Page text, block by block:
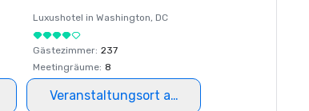
Luxushotel in Washington, DC
Gästezimmer: 237
Meetingräume: 8
Veranstaltungsort auswählen